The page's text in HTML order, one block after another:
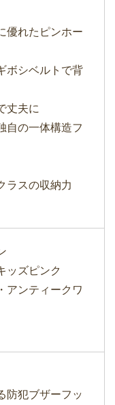
優れたピンホー
ボシベルトで背
丈夫に
自の一体構造フ
ラスの収納力
ッズピンク
アンティークワ
防犯ブザーフッ